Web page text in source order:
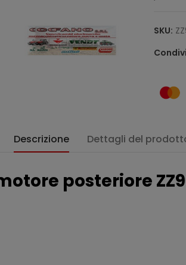
SKU:
Descrizione Dettagli del
posteriore